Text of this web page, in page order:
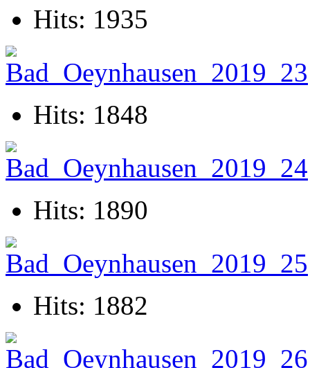
Hits: 1935
Hits: 1848
Hits: 1890
Hits: 1882